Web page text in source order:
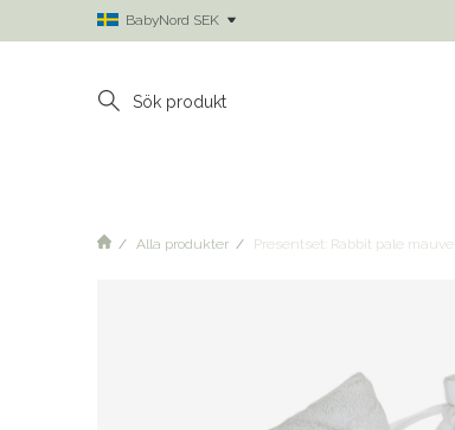
BabyNord SEK
Alla produkter Presentset: Rabbit pale mauve